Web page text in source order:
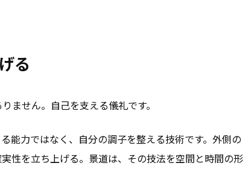
る
ません。自己を支える儀礼です。
能力ではなく、自分の調子を整える技術です。外側の
性を立ち上げる。景道は、その技法を空間と時間の形